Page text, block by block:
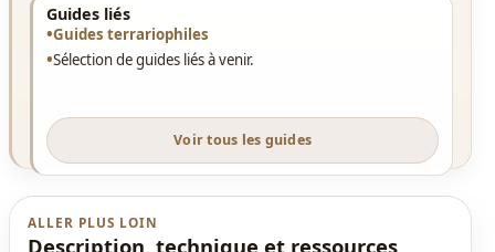
Guides liés
Guides terrariophiles
Sélection de guides liés à venir.
Voir tous les guides
ALLER PLUS LOIN
Description, technique et ressources